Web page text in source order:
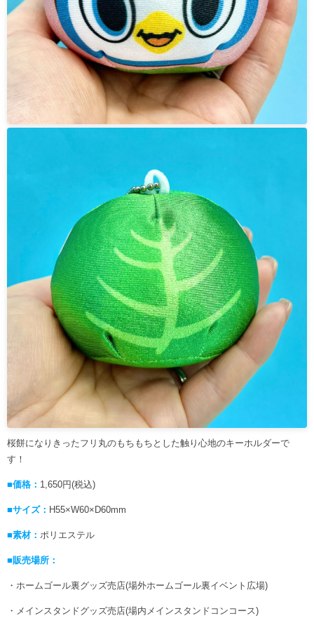
桜餅になりきったフリ丸のもちもちとした触り心地のキーホルダーで
す！
■価格： 1,650円(税込)
■サイズ： H55×W60×D60mm
■素材： ポリエステル
■販売場所：
・ホームゴール裏グッズ売店(場外ホームゴール裏イベント広場)
・メインスタンドグッズ売店(場内メインスタンドコンコース)